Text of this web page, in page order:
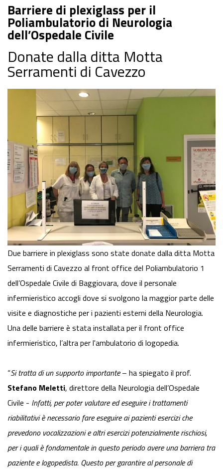
Barriere di plexiglass per il
Poliambulatorio di Neurologia
dell’Ospedale Civile
Donate dalla ditta Motta
Serramenti di Cavezzo
Due barriere in plexiglass sono state donate dalla ditta Motta
Serramenti di Cavezzo al front office del Poliambulatorio 1
dell’Ospedale Civile di Baggiovara, dove il personale
infermieristico accogli dove si svolgono la maggior parte delle
visite e diagnostiche per i pazienti esterni della Neurologia.
Una delle barriere è stata installata per il front office
infermieristico, l’altra per l'ambulatorio di logopedia.
“Si tratta di un supporto importante– ha spiegato il prof.
Stefano Meletti, direttore della Neurologia dell’Ospedale
Civile - Infatti, per poter valutare ed eseguire i trattamenti
riabilitativi è necessario fare eseguire ai pazienti esercizi che
prevedono vocalizzazioni e altri esercizi potenzialmente rischiosi,
per i quali è fondamentale in questo periodo avere una barriera tra
paziente e logopedista. Questo per garantire al personale di